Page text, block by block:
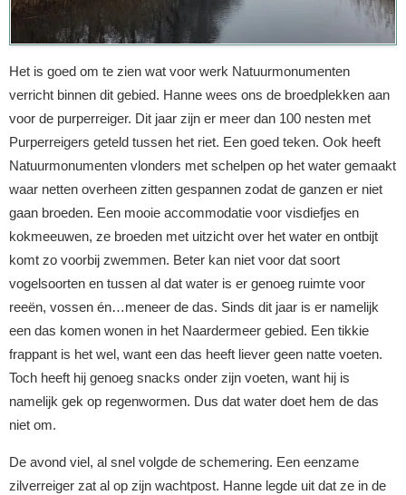
Het is goed om te zien wat voor werk Natuurmonumenten
verricht binnen dit gebied. Hanne wees ons de broedplekken aan
voor de purperreiger. Dit jaar zijn er meer dan 100 nesten met
Purperreigers geteld tussen het riet. Een goed teken. Ook heeft
Natuurmonumenten vlonders met schelpen op het water gemaakt
waar netten overheen zitten gespannen zodat de ganzen er niet
gaan broeden. Een mooie accommodatie voor visdiefjes en
kokmeeuwen, ze broeden met uitzicht over het water en ontbijt
komt zo voorbij zwemmen. Beter kan niet voor dat soort
vogelsoorten en tussen al dat water is er genoeg ruimte voor
reeën, vossen én…meneer de das. Sinds dit jaar is er namelijk
een das komen wonen in het Naardermeer gebied. Een tikkie
frappant is het wel, want een das heeft liever geen natte voeten.
Toch heeft hij genoeg snacks onder zijn voeten, want hij is
namelijk gek op regenwormen. Dus dat water doet hem de das
niet om.
De avond viel, al snel volgde de schemering. Een eenzame
zilverreiger zat al op zijn wachtpost. Hanne legde uit dat ze in de